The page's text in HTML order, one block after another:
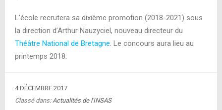
L’école recrutera sa dixième promotion (2018-2021) sous
la direction d’Arthur Nauzyciel, nouveau directeur du
Théâtre National de Bretagne. Le concours aura lieu au
printemps 2018.
4 DÉCEMBRE 2017
Classé dans: Actualités de l'INSAS